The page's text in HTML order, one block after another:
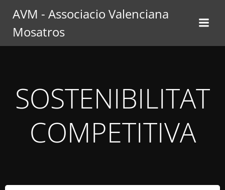
al
AVM - Associacio Valenciana
Mosatros
SOSTENIBILITAT
COMPETITIVA